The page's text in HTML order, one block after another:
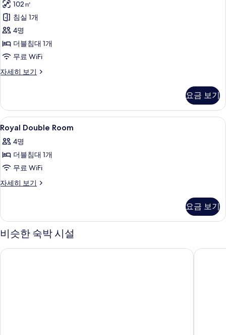
모
두
보
기
개
자
세
히
보
기
더
블
룸
사
모
보
기
102㎡
침실 1개
4명
더블침대 1개
무료 WiFi
자세히 보기
로
룸
자
세
보
기
요금 보기
Royal
Double
Room
사
진
모
기
7
Royal Double Room
4명
더블침대 1개
무료 WiFi
자세히 보기
Royal
세
히
보
요금 보기
비슷한 숙박 시설
클래스 300 호텔 씨 크루